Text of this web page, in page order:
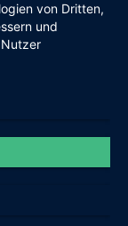
von Dritten,
und